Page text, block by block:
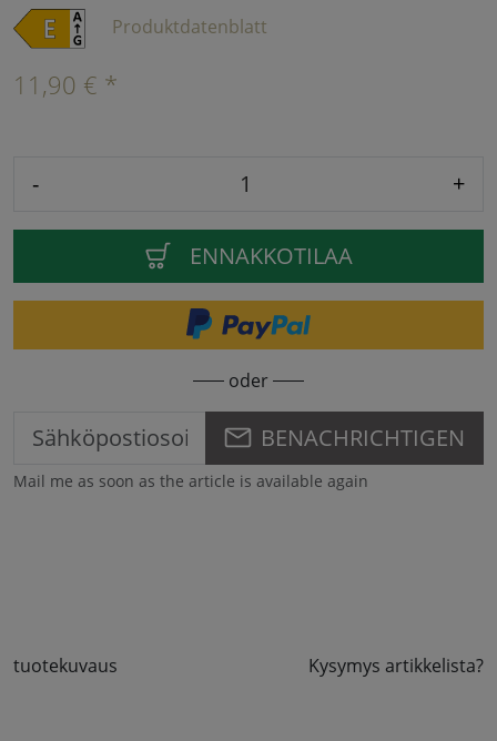
Produktdatenblatt
11,90 € *
- +
ENNAKKOTILAA
oder
BENACHRICHTIGEN
Mail me as soon as the article is available again
tuotekuvaus Kysymys artikkelista?